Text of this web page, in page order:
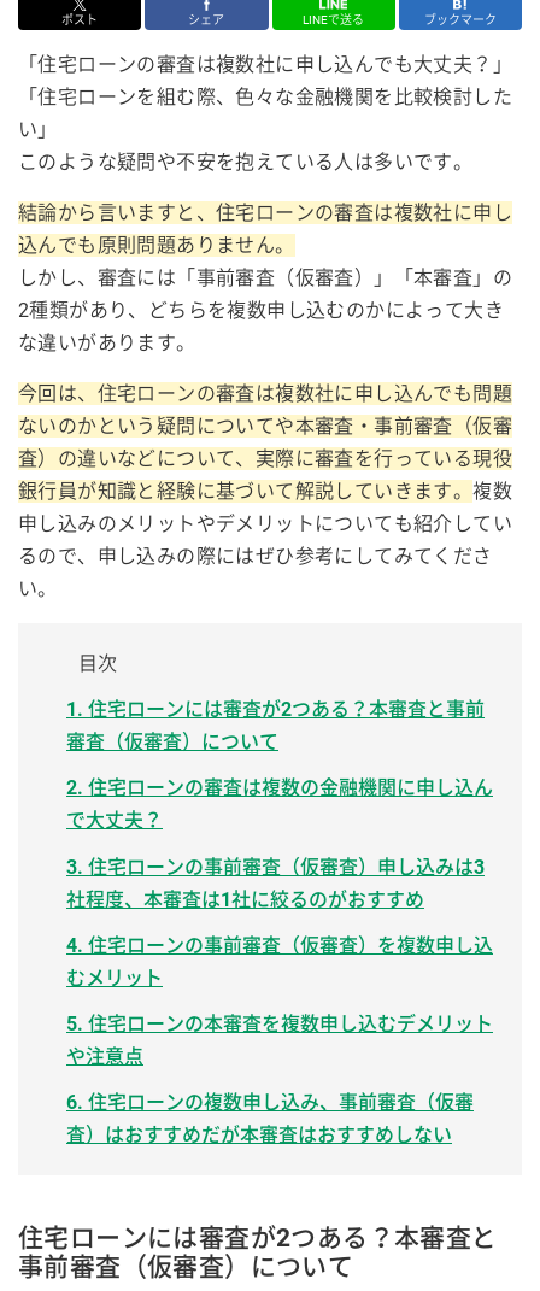
ポスト シェア LINEで送る ブックマーク
「住宅ローンの審査は複数社に申し込んでも大丈夫？」
「住宅ローンを組む際、色々な金融機関を比較検討した
い」
このような疑問や不安を抱えている人は多いです。
結論から言いますと、住宅ローンの審査は複数社に申し
込んでも原則問題ありません。
しかし、審査には「事前審査（仮審査）」「本審査」の
2種類があり、どちらを複数申し込むのかによって大き
な違いがあります。
今回は、住宅ローンの審査は複数社に申し込んでも問題
ないのかという疑問についてや本審査・事前審査（仮審
査）の違いなどについて、実際に審査を行っている現役
銀行員が知識と経験に基づいて解説していきます。複数
申し込みのメリットやデメリットについても紹介してい
るので、申し込みの際にはぜひ参考にしてみてくださ
い。
目次
1. 住宅ローンには審査が2つある？本審査と事前
審査（仮審査）について
2. 住宅ローンの審査は複数の金融機関に申し込ん
で大丈夫？
3. 住宅ローンの事前審査（仮審査）申し込みは3
社程度、本審査は1社に絞るのがおすすめ
4. 住宅ローンの事前審査（仮審査）を複数申し込
むメリット
5. 住宅ローンの本審査を複数申し込むデメリット
や注意点
6. 住宅ローンの複数申し込み、事前審査（仮審
査）はおすすめだが本審査はおすすめしない
住宅ローンには審査が2つある？本審査と
事前審査（仮審査）について